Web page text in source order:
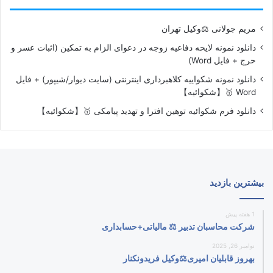
مریم جولانی ⚖️وکیل تهران
دانلود نمونه لایحه دفاعیه زوجه در دعوای الزام به تمکین (اثبات عسر و
حرج + فایل Word)
دانلود نمونه شکواییه کلاهبرداری اینترنتی (سایت دیوار/شیپور) + فایل
Word 🥇【شکوائیه】
دانلود فرم شکوائیه توهین افترا و تهدید پیامکی 🥇【شکوائیه】
بیشترین بازدید
1 هفته پیش
شرکت محاسبان تدبیر ⚖️ مالیاتی+حسابداری
نوامبر 26, 2025
بهروز قابلیان امیری⚖️وکیل فریدونکنار